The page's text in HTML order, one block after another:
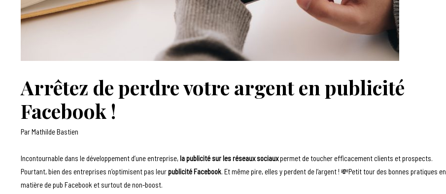
Arrêtez de perdre votre argent en publicité
Facebook !
ParMathilde Bastien
Incontournable dans le développement d’une entreprise,la publicité sur les réseaux sociauxpermet de toucher efficacement clients et prospects.
Pourtant, bien des entreprises n’optimisent pas leurpublicité Facebook. Et même pire, elles y perdent de l’argent ! 💸Petit tour des bonnes pratiques en
matière de pub Facebook et surtout de non-boost.